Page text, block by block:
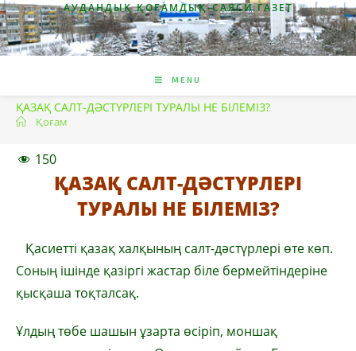
АУДАНДЫҚ ҚОҒАМДЫҚ-САЯСИ ГАЗЕТ
MENU
ҚАЗАҚ САЛТ-ДӘСТҮРЛЕРІ ТУРАЛЫ НЕ БІЛЕМІЗ?
Қоғам
150
ҚАЗАҚ САЛТ-ДӘСТҮРЛЕРІ
ТУРАЛЫ НЕ БІЛЕМІЗ?
Қасиетті қазақ халқының салт-дәстүрлері өте көп.
Соның ішінде қазіргі жастар біле бермейтіндеріне
қысқаша тоқталсақ.
Ұлдың төбе шашын ұзарта өсіріп, моншақ